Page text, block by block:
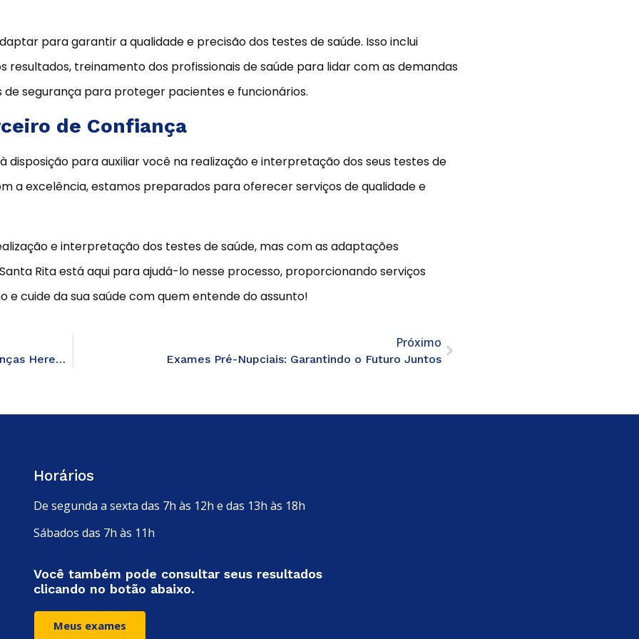
para garantir a qualidade e precisão dos testes de saúde. Isso inclui
treinamento dos profissionais de saúde para lidar com as demandas
segurança para proteger pacientes e funcionários.
de Confiança
disposição para auxiliar você na realização e interpretação dos seus testes de
a excelência, estamos preparados para oferecer serviços de qualidade e
e interpretação dos testes de saúde, mas com as adaptações
Rita está aqui para ajudá-lo nesse processo, proporcionando serviços
e cuide da sua saúde com quem entende do assunto!
Testes Genéticos: Descubra sua Predisposição a Doenças Hereditárias
Próximo
Exames Pré-Nupciais: Garantindo o Futuro Juntos
Horários
De segunda a sexta das 7h às 12h e das 13h às 18h
Sábados das 7h às 11h
Você também pode consultar seus resultados
clicando no botão abaixo.
Meus exames